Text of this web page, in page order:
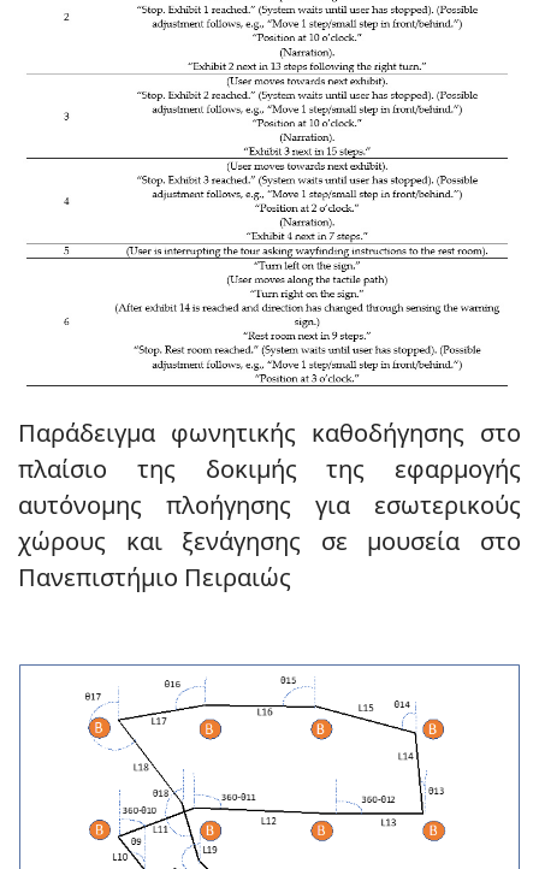
Παράδειγμα φωνητικής καθοδήγησης στο
πλαίσιο της δοκιμής της εφαρμογής
αυτόνομης πλοήγησης για εσωτερικούς
χώρους και ξενάγησης σε μουσεία στο
Πανεπιστήμιο Πειραιώς